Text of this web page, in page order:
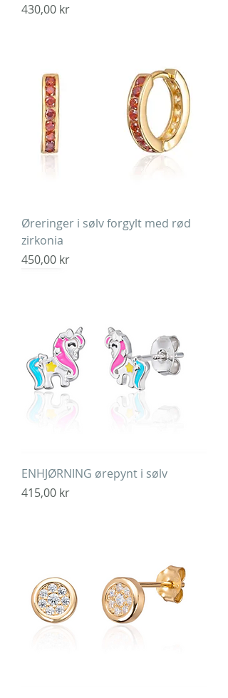
Pris
430,00 kr
Øreringer i sølv forgylt med rød
zirkonia
Pris
450,00 kr
ENHJØRNING ørepynt i sølv
Pris
415,00 kr